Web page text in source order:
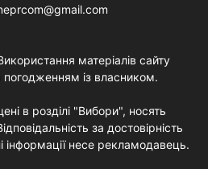
матеріалів сайту
погодженням із власником.
в розділі "Вибори", носять
за достовірність
інформації несе рекламодавець.